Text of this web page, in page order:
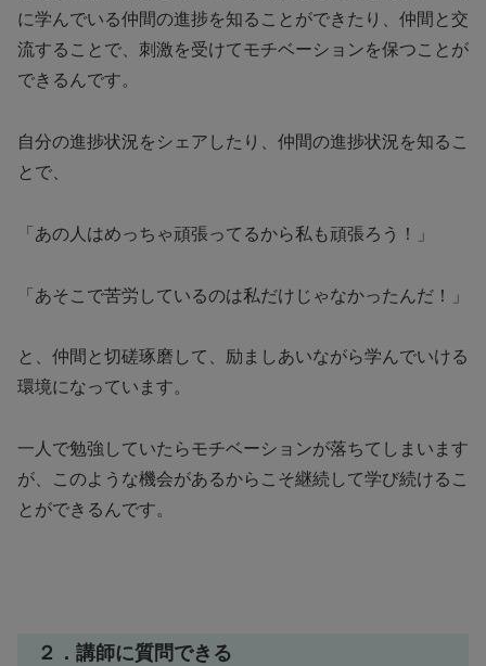
に学んでいる仲間の進捗を知ることができたり、仲間と交
流することで、刺激を受けてモチベーションを保つことが
できるんです。
自分の進捗状況をシェアしたり、仲間の進捗状況を知るこ
とで、
「あの人はめっちゃ頑張ってるから私も頑張ろう！」
「あそこで苦労しているのは私だけじゃなかったんだ！」
と、仲間と切磋琢磨して、励ましあいながら学んでいける
環境になっています。
一人で勉強していたらモチベーションが落ちてしまいます
が、このような機会があるからこそ継続して学び続けるこ
とができるんです。
２．講師に質問できる